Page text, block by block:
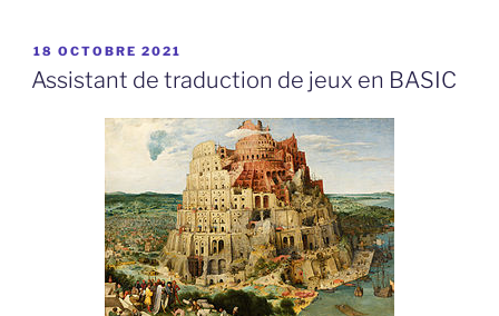
PUBLIÉ
LE
18 OCTOBRE 2021
Assistant de traduction de jeux en BASIC